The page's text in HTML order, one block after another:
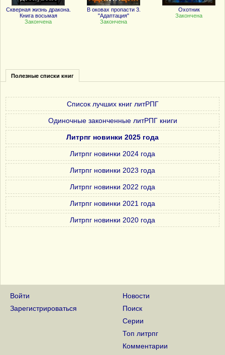
Скверная жизнь дракона.
Книга восьмая
Закончена
В оковах пропасти 3.
"Адаптация"
Закончена
Охотник
Закончена
Полезные списки книг
Список лучших книг литРПГ
Одиночные законченные литРПГ книги
Литрпг новинки 2025 года
Литрпг новинки 2024 года
Литрпг новинки 2023 года
Литрпг новинки 2022 года
Литрпг новинки 2021 года
Литрпг новинки 2020 года
Войти
Зарегистрироваться
Новости
Поиск
Серии
Топ литрпг
Комментарии